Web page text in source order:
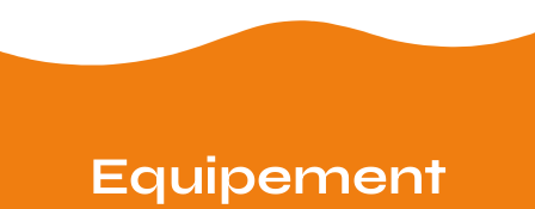
Equipement